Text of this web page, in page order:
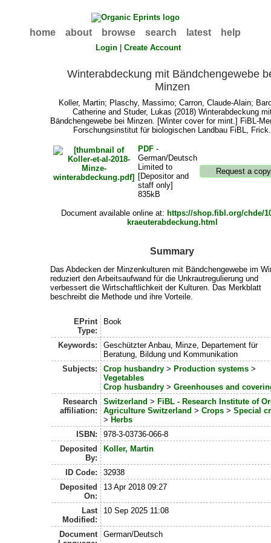
home about browse search latest help
Login |Create Account
Winterabdeckung mit Bändchengewebe
Minzen
Koller, Martin; Plaschy, Massimo;Carron, Claude-Alain;
Catherineand Studer, Lukas (2018) Winterabdeckung
Bändchengewebe bei Minzen. [Winter cover for mint.] FiBL-
Forschungsinstitut für biologischen Landbau FiBL, Frick.
PDF -
German/Deutsch
Limited to
[Depositor and
staff only]
835kB
Document available online at: https://shop.fibl.org/chde/
kraeuterabdeckung.html
Summary
Das Abdecken der Minzenkulturen mit Bändchengewebe im
reduziert den Arbeitsaufwand für die Unkrautregulierung und
verbessert die Wirtschaftlichkeit der Kulturen. Das Merkblatt
beschreibt die Methode und ihre Vorteile.
EPrint
Type:
Book
Keywords:
Geschützter Anbau, Minze, Departement für
Beratung, Bildung und Kommunikation
Subjects:
Crop husbandry> Production systems>
Vegetables
Crop husbandry> Greenhouses and
Research
affiliation:
Switzerland > FiBL - Research Institute of
Agriculture Switzerland > Crops> Special
> Herbs
ISBN:
978-3-03736-066-8
Deposited
By:
Koller, Martin
ID Code:
32938
Deposited
On:
13 Apr 2018 09:27
Last
Modified:
10 Sep 2025 11:08
Document
German/Deutsch